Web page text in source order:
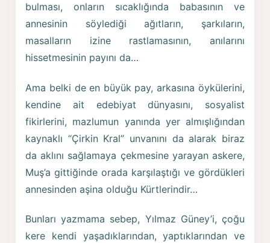
bulması, onların sıcaklığında babasının ve
annesinin söylediği ağıtların, şarkıların,
masalların izine rastlamasının, anılarını
hissetmesinin payını da…
Ama belki de en büyük pay, arkasına öykülerini,
kendine ait edebiyat dünyasını, sosyalist
fikirlerini, mazlumun yanında yer almışlığından
kaynaklı “Çirkin Kral” unvanını da alarak biraz
da aklını sağlamaya çekmesine yarayan askere,
Muş’a gittiğinde orada karşılaştığı ve gördükleri
annesinden aşina olduğu Kürtlerindir…
Bunları yazmama sebep, Yılmaz Güney’i, çoğu
kere kendi yaşadıklarından, yaptıklarından ve